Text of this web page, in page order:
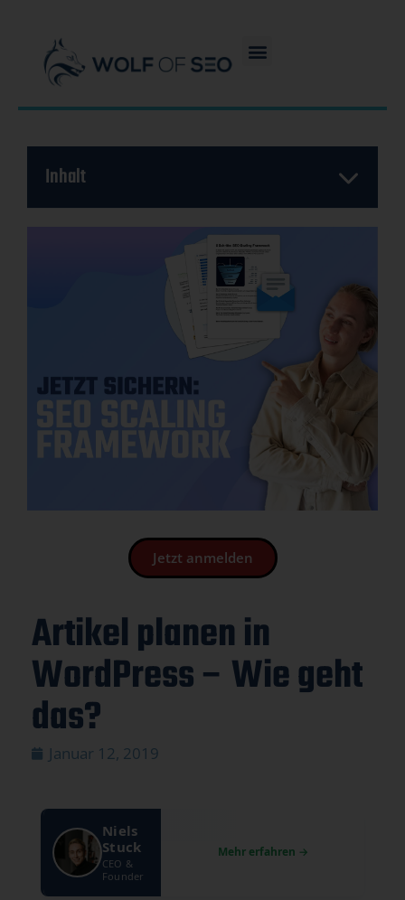
Artikel planen in
WordPress – Wie geht
das?
Januar 12, 2019
Niels
Stuck
CEO &
Founder
Inhalt
Jetzt anmelden